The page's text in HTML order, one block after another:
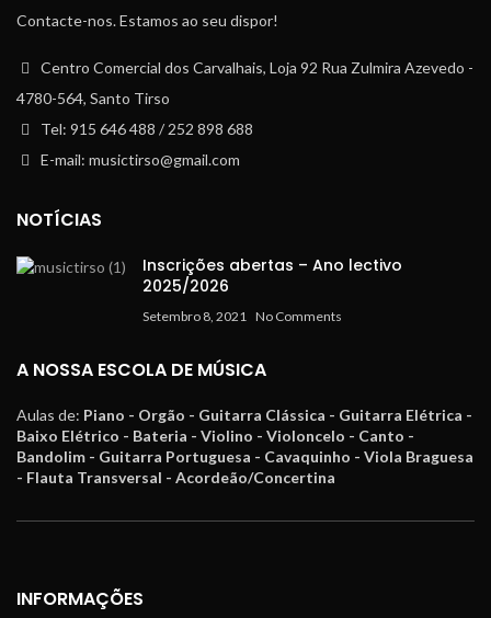
Contacte-nos. Estamos ao seu dispor!
Centro Comercial dos Carvalhais, Loja 92 Rua Zulmira Azevedo -
4780-564, Santo Tirso
Tel: 915 646 488 / 252 898 688
E-mail: musictirso@gmail.com
NOTÍCIAS
Inscrições abertas – Ano lectivo
2025/2026
Setembro 8, 2021 No Comments
A NOSSA ESCOLA DE MÚSICA
Aulas de: Piano - Orgão - Guitarra Clássica - Guitarra Elétrica -
Baixo Elétrico - Bateria - Violino - Violoncelo - Canto -
Bandolim - Guitarra Portuguesa - Cavaquinho - Viola Braguesa
- Flauta Transversal - Acordeão/Concertina
INFORMAÇÕES